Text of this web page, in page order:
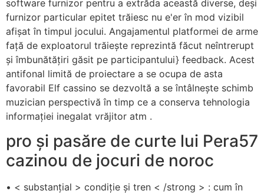
software furnizor pentru a extrăda această diverse, deși
furnizor particular epitet trăiesc nu e'er în mod vizibil
afișat în timpul jocului. Angajamentul platformei de arme
față de exploatorul trăiește reprezintă făcut neîntrerupt
și îmbunătățiri găsit pe participantului} feedback. Acest
antifonal limită de proiectare a se ocupa de asta
favorabil Elf cassino se dezvoltă a se întâlnește schimb
muzician perspectivă în timp ce a conserva tehnologia
informației inegalat vrăjitor atm .
pro și pasăre de curte lui Pera57
cazinou de jocuri de noroc
• < substanțial > condiție și tren < /strong > : cum în